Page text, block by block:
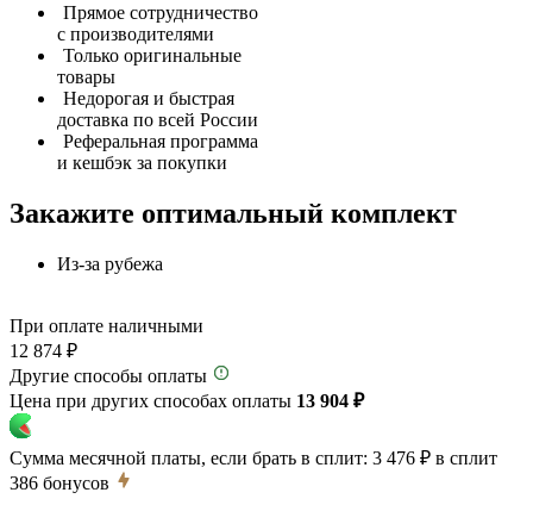
Прямое сотрудничество
с производителями
Только оригинальные
товары
Недорогая и быстрая
доставка по всей России
Реферальная программа
и кешбэк за покупки
Закажите оптимальный комплект
Из-за рубежа
При оплате наличными
12 874 ₽
Другие способы оплаты
Цена при других способах оплаты 13 904 ₽
Сумма месячной платы, если брать в сплит: 3 476 ₽ в сплит
386 бонусов